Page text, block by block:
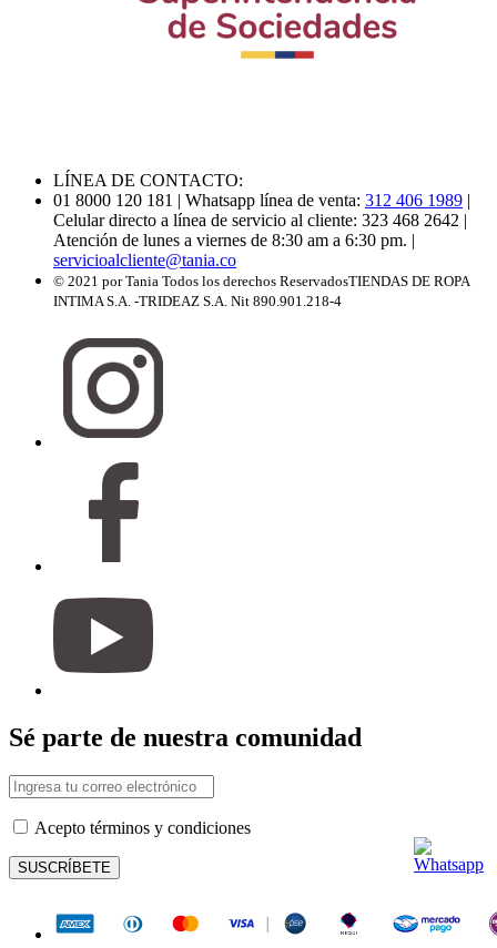
LÍNEA DE CONTACTO:
01 8000 120 181 | Whatsapp línea de venta: 312 406 1989 |
Celular directo a línea de servicio al cliente: 323 468 2642 |
Atención de lunes a viernes de 8:30 am a 6:30 pm. |
servicioalcliente@tania.co
© 2021 por Tania Todos los derechos ReservadosTIENDAS DE ROPA
INTIMA S.A. -TRIDEAZ S.A. Nit 890.901.218-4
Sé parte de nuestra comunidad
Acepto términos y condiciones